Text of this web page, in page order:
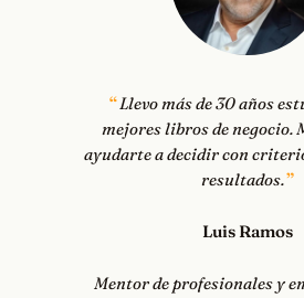
Llevo más de 30 años
mejores libros de negocio.
ayudarte a decidir con
resultados.
Luis Ramos
Mentor de profesionales y